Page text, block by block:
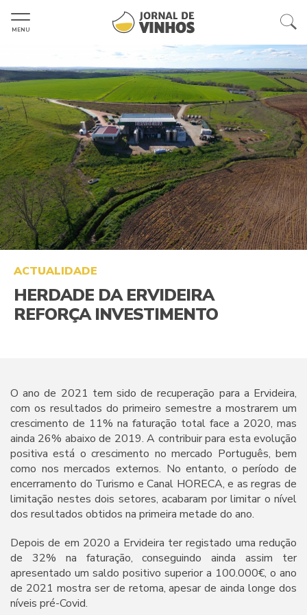
MENU
ACTUALIDADE
HERDADE DA ERVIDEIRA
REFORÇA INVESTIMENTO
O ano de 2021 tem sido de recuperação para a Ervideira,
com os resultados do primeiro semestre a mostrarem um
crescimento de 11% na faturação total face a 2020, mas
ainda 26% abaixo de 2019. A contribuir para esta evolução
positiva está o crescimento no mercado Português, bem
como nos mercados externos. No entanto, o período de
encerramento do Turismo e Canal HORECA, e as regras de
limitação nestes dois setores, acabaram por limitar o nível
dos resultados obtidos na primeira metade do ano.
Depois de em 2020 a Ervideira ter registado uma redução
de 32% na faturação, conseguindo ainda assim ter
apresentado um saldo positivo superior a 100.000€, o ano
de 2021 mostra ser de retoma, apesar de ainda longe dos
níveis pré-Covid.